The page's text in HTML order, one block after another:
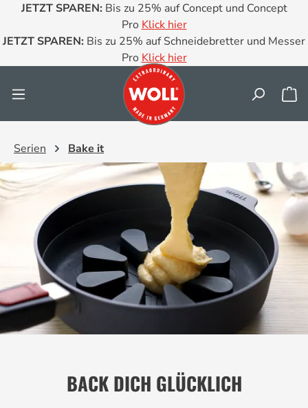
Zum Hauptinhalt springen
JETZT SPAREN: Bis zu 25% auf Concept und Concept
Pro Klick hier
JETZT SPAREN: Bis zu 25% auf Schneidebretter und Messer
Pro Klick hier
Serien Bake it
BACK DICH GLÜCKLICH